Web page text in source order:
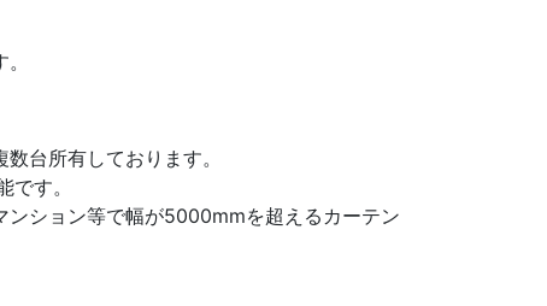
台所有しております。
す。
ンション等で幅が5000mmを超えるカーテン